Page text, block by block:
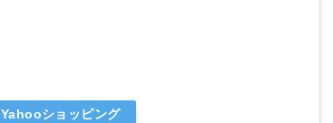
Yahooショッピング